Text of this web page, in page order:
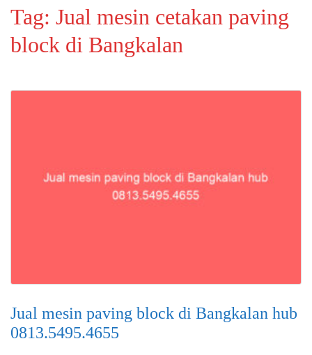
Tag: Jual mesin cetakan paving
block di Bangkalan
Jual mesin paving block di Bangkalan hub
0813.5495.4655